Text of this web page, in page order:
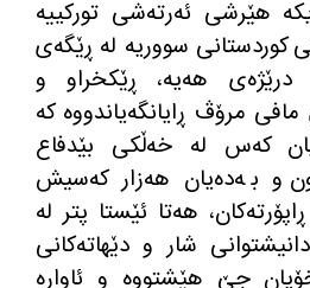
هێرشی ئهرتهشی توركییه
كوردستانی سووریه له ڕێگهی
‌درێژهی ههیه، ڕێكخراو و
مرۆڤ ڕایانگهیاندووه ‌كه
كهس له خهڵكی بێدفاع
و بهدهیان ههزار كهسیش
كان، ههتا ئێستا پتر له
دانیشتوانی شار و دێهاتهكانی
جێ هێشتووه و ئاواره